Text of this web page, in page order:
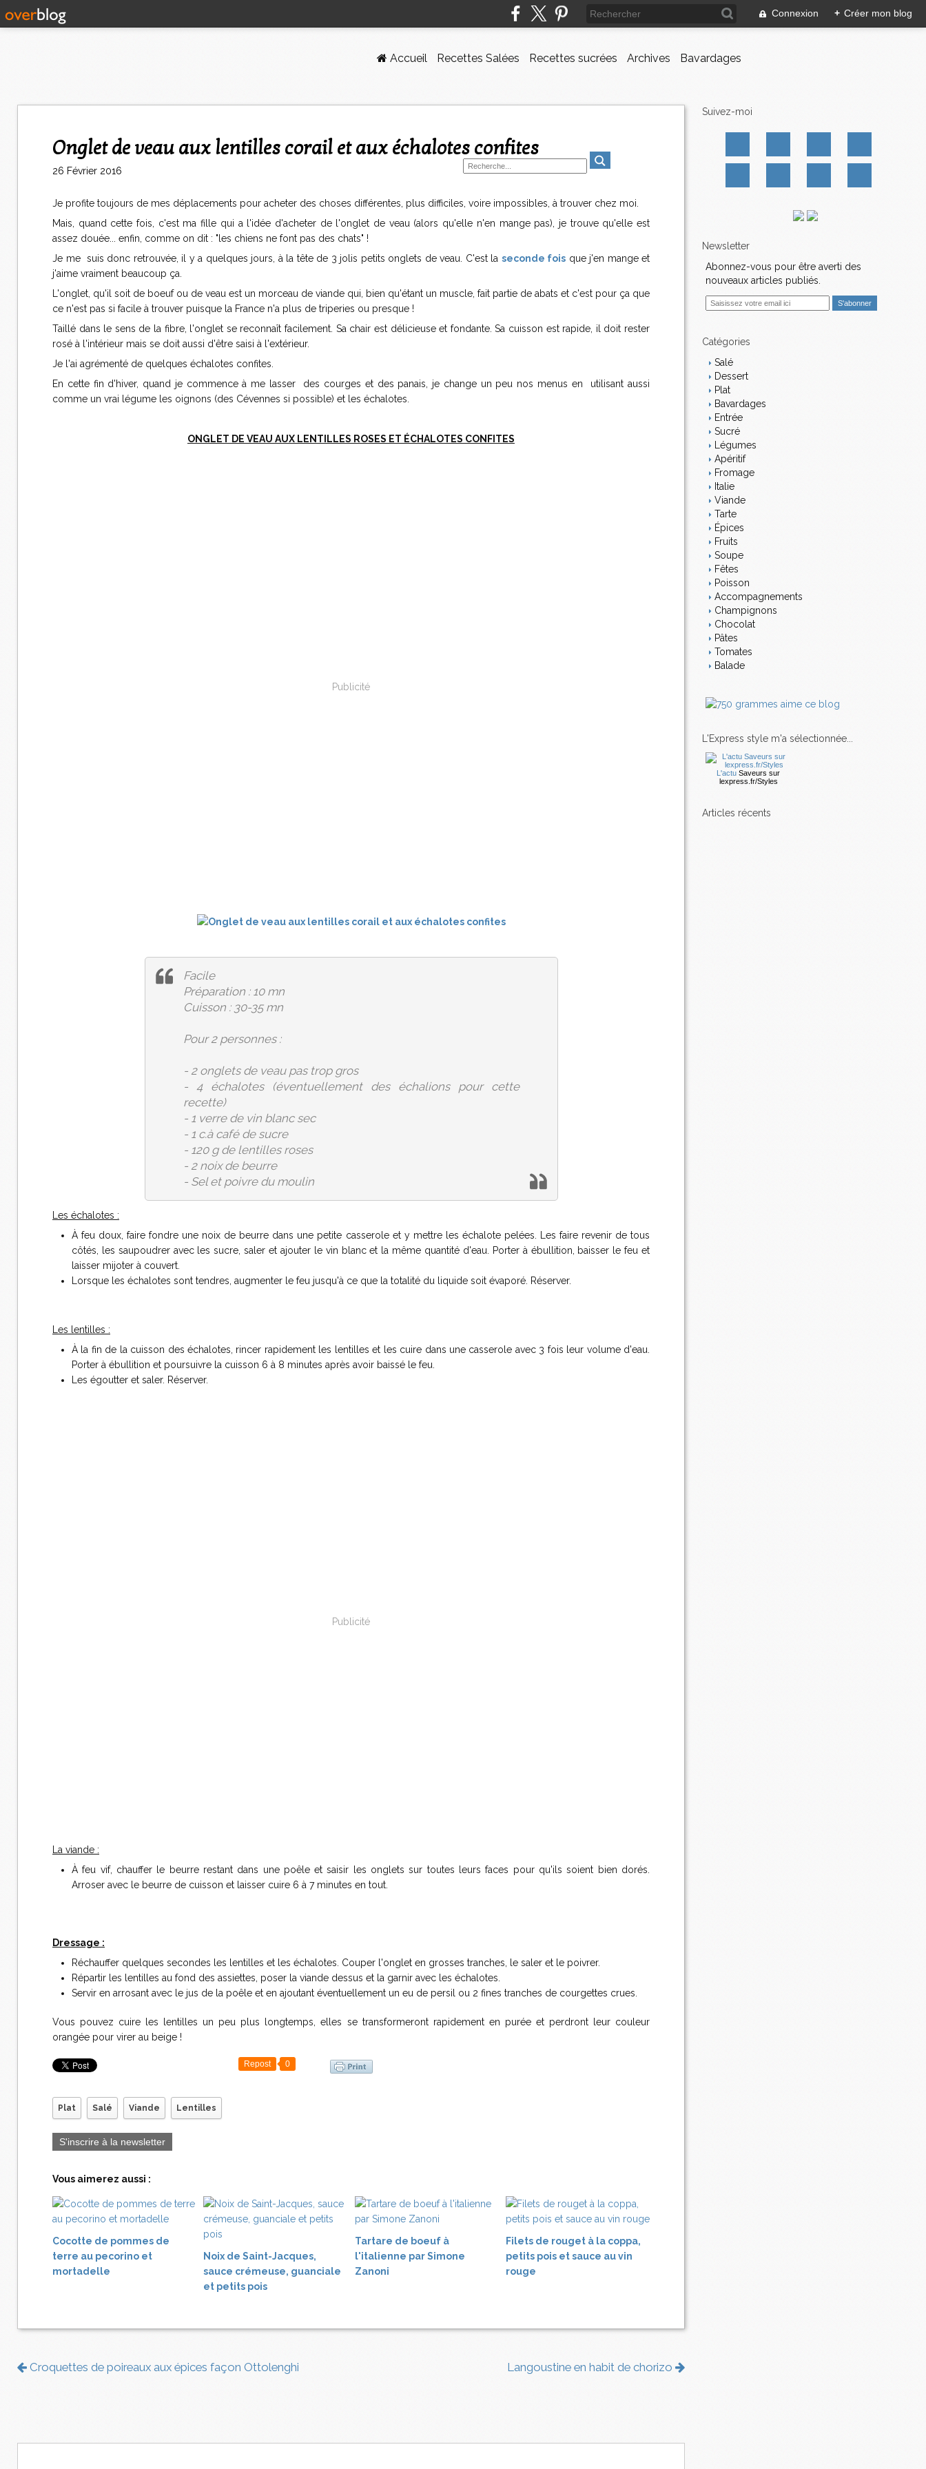
Connexion + Créer mon blog
Accueil Recettes Salées Recettes sucrées Archives Bavardages
Onglet de veau aux lentilles corail et aux échalotes confites
26 Février 2016
Je profite toujours de mes déplacements pour acheter des choses différentes, plus difficiles, voire impossibles, à trouver chez moi.
Mais, quand cette fois, c'est ma fille qui a l'idée d'acheter de l'onglet de veau (alors qu'elle n'en mange pas), je trouve qu'elle est
assez douée... enfin, comme on dit : "les chiens ne font pas des chats" !
Je me suis donc retrouvée, il y a quelques jours, à la tête de 3 jolis petits onglets de veau. C'est la seconde fois que j'en mange et
j'aime vraiment beaucoup ça.
L'onglet, qu'il soit de boeuf ou de veau est un morceau de viande qui, bien qu'étant un muscle, fait partie de abats et c'est pour ça que
ce n'est pas si facile à trouver puisque la France n'a plus de triperies ou presque !
Taillé dans le sens de la fibre, l'onglet se reconnaît facilement. Sa chair est délicieuse et fondante. Sa cuisson est rapide, il doit rester
rosé à l'intérieur mais se doit aussi d'être saisi à l'extérieur.
Je l'ai agrémenté de quelques échalotes confites.
En cette fin d'hiver, quand je commence à me lasser des courges et des panais, je change un peu nos menus en utilisant aussi
comme un vrai légume les oignons (des Cévennes si possible) et les échalotes.
ONGLET DE VEAU AUX LENTILLES ROSES ET ÉCHALOTES CONFITES
Publicité
Facile
Préparation : 10 mn
Cuisson : 30-35 mn
Pour 2 personnes :
- 2 onglets de veau pas trop gros
- 4 échalotes (éventuellement des échalions pour cette
recette)
- 1 verre de vin blanc sec
- 1 c.à café de sucre
- 120 g de lentilles roses
- 2 noix de beurre
- Sel et poivre du moulin
Les échalotes :
À feu doux, faire fondre une noix de beurre dans une petite casserole et y mettre les échalote pelées. Les faire revenir de tous
côtés, les saupoudrer avec les sucre, saler et ajouter le vin blanc et la même quantité d'eau. Porter à ébullition, baisser le feu et
laisser mijoter à couvert.
Lorsque les échalotes sont tendres, augmenter le feu jusqu'à ce que la totalité du liquide soit évaporé. Réserver.
Les lentilles :
À la fin de la cuisson des échalotes, rincer rapidement les lentilles et les cuire dans une casserole avec 3 fois leur volume d'eau.
Porter à ébullition et poursuivre la cuisson 6 à 8 minutes après avoir baissé le feu.
Les égoutter et saler. Réserver.
Publicité
La viande :
À feu vif, chauffer le beurre restant dans une poêle et saisir les onglets sur toutes leurs faces pour qu'ils soient bien dorés.
Arroser avec le beurre de cuisson et laisser cuire 6 à 7 minutes en tout.
Dressage :
Réchauffer quelques secondes les lentilles et les échalotes. Couper l'onglet en grosses tranches, le saler et le poivrer.
Répartir les lentilles au fond des assiettes, poser la viande dessus et la garnir avec les échalotes.
Servir en arrosant avec le jus de la poêle et en ajoutant éventuellement un eu de persil ou 2 fines tranches de courgettes crues.
Vous pouvez cuire les lentilles un peu plus longtemps, elles se transformeront rapidement en purée et perdront leur couleur
orangée pour virer au beige !
Repost 0
Plat Salé Viande Lentilles
S'inscrire à la newsletter
Vous aimerez aussi :
Cocotte de pommes de
terre au pecorino et
mortadelle
Noix de Saint-Jacques,
sauce crémeuse, guanciale
et petits pois
Tartare de boeuf à
l'italienne par Simone
Zanoni
Filets de rouget à la coppa,
petits pois et sauce au vin
rouge
Croquettes de poireaux aux épices façon Ottolenghi Langoustine en habit de chorizo
Suivez-moi
Newsletter
Abonnez-vous pour être averti des
nouveaux articles publiés.
i Catégories
Salé
Dessert
Plat
Bavardages
Entrée
Sucré
Légumes
Apéritif
Fromage
Italie
Viande
Tarte
Épices
Fruits
Soupe
Fêtes
Poisson
Accompagnements
Champignons
Chocolat
Pâtes
Tomates
Balade
L'Express style m'a sélectionnée...
L'actu Saveurs sur
lexpress.fr/Styles
articles récents